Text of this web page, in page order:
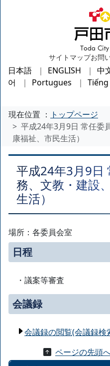
サイトマップお問
日本語 ENGLISH 中
어
Portugues
現在位置 ： トップページ
平成24年3月9日 常任委
康福祉、市民生活）
平成24年3月9日
務、文教・建設
生活）
場所：各委員会室
日程
・議案等審査
会議録
会議録の閲覧(会議録検
ページの先頭